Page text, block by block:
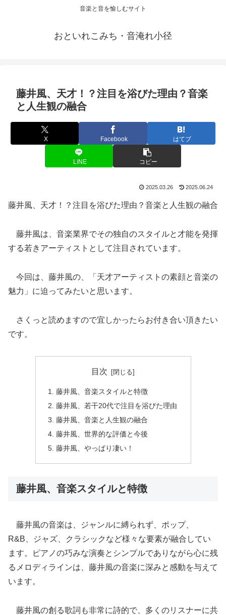
音楽と音を愉しむサイト
おといれこみち・音淹れ小径
藤井風、天才！？注目を浴びた理由？音楽
と人生観の融合
X Facebook はてブ
LINE コピー
2025.03.26 2025.06.24
藤井風、天才！？注目を浴びた理由？音楽と人生観の融合
藤井風は、音楽業界でその独自のスタイルと才能を発揮
する若きアーティストとして注目されています。
今回は、藤井風の、「天才アーティストの素顔と音楽の
魅力」に迫ってみたいと思います。
さくっと読めますので宜しかったらお付き合い頂きたい
です。
目次
藤井風、音楽スタイルと特徴
藤井風、若干20代で注目を浴びた理由
藤井風、音楽と人生観の融合
藤井風、世界的な評価と今後
藤井風、やっぱり凄い！
藤井風、音楽スタイルと特徴
藤井風の音楽は、ジャンルに縛られず、ポップ、
R&B、ジャズ、クラシックなど様々な要素が融合してい
ます。
ピアノの巧みな演奏とシンプルでありながら心に残
るメロディラインは、藤井風の音楽に深みと感動を与えて
います。
藤井風の創る歌詞も非常に詩的で、多くのリスナーに共